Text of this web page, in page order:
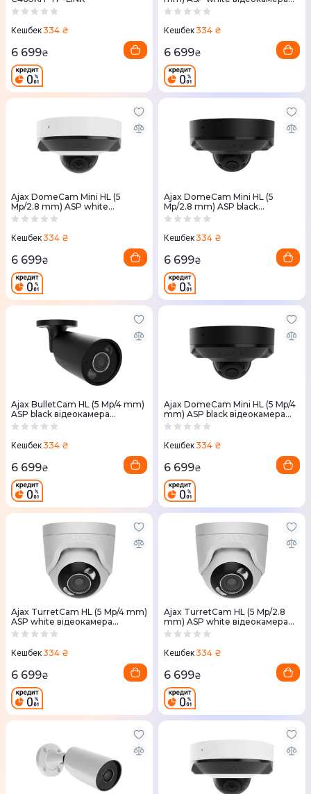
Кешбек334 ₴
6 699₴
спостереження
Кешбек334 ₴
6 699₴
Ajax DomeCam Mini HL (5
Mp/2.8 mm) ASP white
відеокамера спостереження
Кешбек334 ₴
6 699₴
Ajax DomeCam Mini HL (5
Mp/2.8 mm) ASP black
відеокамера спостереження
Кешбек334 ₴
6 699₴
Ajax BulletCam HL (5 Mp/4 mm)
ASP black відеокамера
спостереження
Кешбек334 ₴
6 699₴
Ajax DomeCam Mini HL (5 Mp/4
mm) ASP black відеокамера
спостереження
Кешбек334 ₴
6 699₴
Ajax TurretCam HL (5 Mp/4 mm)
ASP white відеокамера
спостереження
Кешбек334 ₴
6 699₴
Ajax TurretCam HL (5 Mp/2.8
mm) ASP white відеокамера
спостереження
Кешбек334 ₴
6 699₴